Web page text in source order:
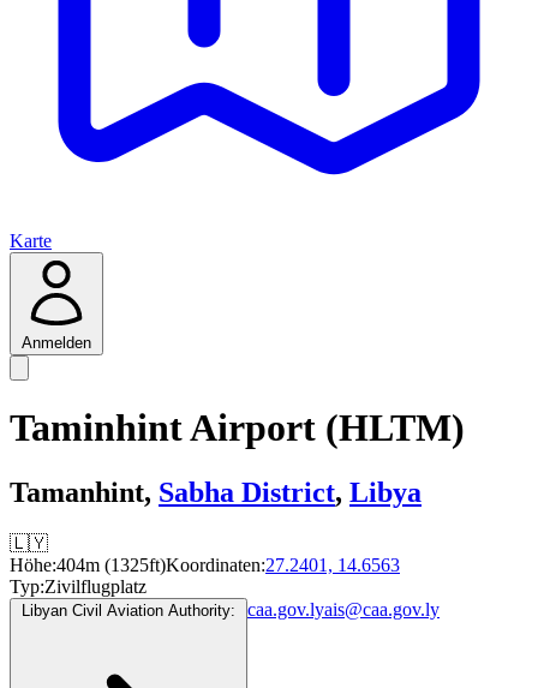
Karte
Anmelden
Taminhint Airport (HLTM)
Tamanhint, Sabha District, Libya
🇱🇾
Höhe:404m (1325ft)Koordinaten:27.2401, 14.6563
Typ:Zivilflugplatz
Libyan Civil Aviation Authority: caa.gov.lyais@caa.gov.ly